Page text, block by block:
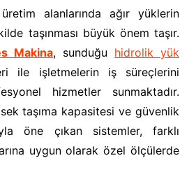
alanlarında ağır yüklerin
taşınması büyük önem taşır.
Makina, sunduğu hidrolik yük
ile işletmelerin iş süreçlerini
hizmetler sunmaktadır.
taşıma kapasitesi ve güvenlik
öne çıkan sistemler, farklı
uygun olarak özel ölçülerde